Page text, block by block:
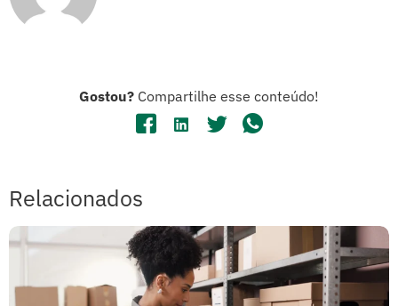
Gostou? Compartilhe esse conteúdo!
Relacionados